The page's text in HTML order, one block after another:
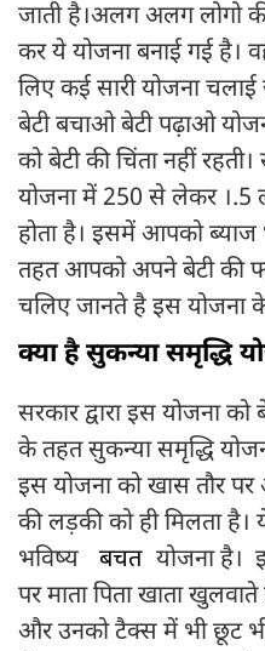
जाती है।अलग अलग लोगो
कर ये योजना बनाई गई है।
लिए कई सारी योजना
बेटी बचाओ बेटी पढ़ाओ
को बेटी की चिंता नहीं
योजना में 250 से लेकर
होता है। इसमें आपको
तहत आपको अपने बेटी की
चलिए जानते है इस योजना
क्या है सुकन्या समृद्धि
सरकार द्वारा इस योजना
के तहत सुकन्या समृद्धि
इस योजना को खास तौर
की लड़की को ही मिलता
भविष्य
बचत योजना है।
पर माता पिता खाता
और उनको टैक्स में भी छूट